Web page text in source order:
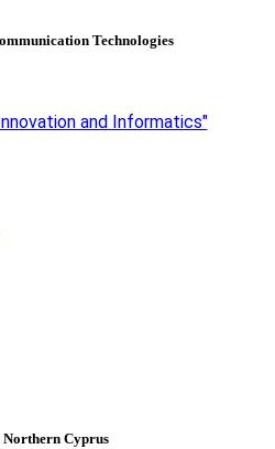
Technologies
and Informatics"
Northern Cyprus